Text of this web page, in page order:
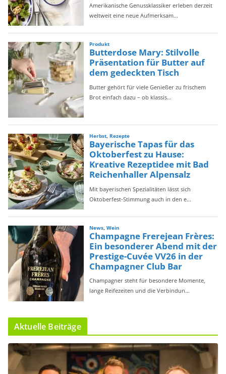
Aktuelle Beiträge